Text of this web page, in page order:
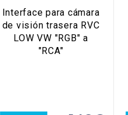
Interface para cámara
de visión trasera RVC
LOW VW "RGB" a
"RCA"